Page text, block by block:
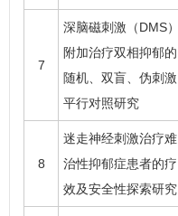
7
深脑磁刺激（DMS）
附加治疗双相抑郁的
随机、双盲、伪刺激
平行对照研究
8
迷走神经刺激治疗难
治性抑郁症患者的疗
效及安全性探索研究